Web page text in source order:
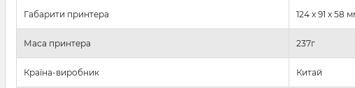
Габарити принтера 124 х 91 х 58
Маса принтера 237г
Країна-виробник Китай